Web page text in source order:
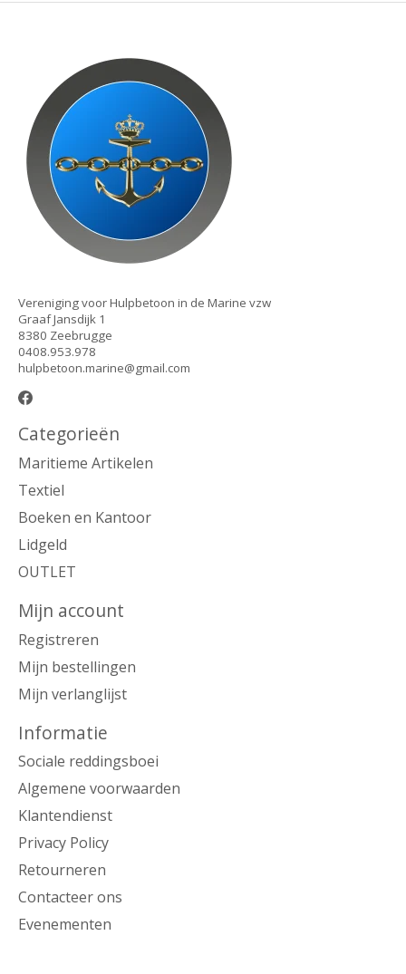
Vereniging voor Hulpbetoon in de Marine vzw
Graaf Jansdijk 1
8380 Zeebrugge
0408.953.978
hulpbetoon.marine@gmail.com
Categorieën
Maritieme Artikelen
Textiel
Boeken en Kantoor
Lidgeld
OUTLET
Mijn account
Registreren
Mijn bestellingen
Mijn verlanglijst
Informatie
Sociale reddingsboei
Algemene voorwaarden
Klantendienst
Privacy Policy
Retourneren
Contacteer ons
Evenementen